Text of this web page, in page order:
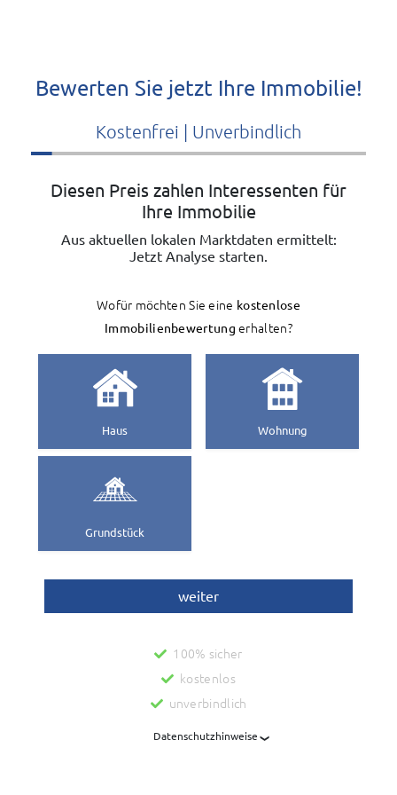
Bewerten Sie jetzt Ihre Immobilie!
Kostenfrei | Unverbindlich
Diesen Preis zahlen Interessenten für
Ihre Immobilie
Aus aktuellen lokalen Marktdaten ermittelt:
Jetzt Analyse starten.
Wofür möchten Sie eine kostenlose
Immobilienbewertung erhalten?
Haus Wohnung
Grundstück
100% sicher
kostenlos
unverbindlich
weiter
Datenschutzhinweise